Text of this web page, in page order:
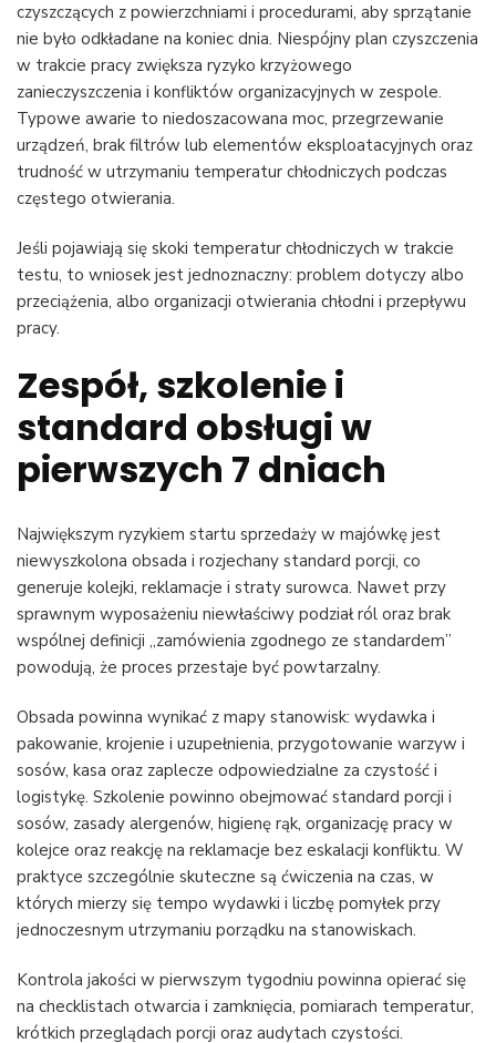
czyszczących z powierzchniami i procedurami, aby sprzątanie
nie było odkładane na koniec dnia. Niespójny plan czyszczenia
w trakcie pracy zwiększa ryzyko krzyżowego
zanieczyszczenia i konfliktów organizacyjnych w zespole.
Typowe awarie to niedoszacowana moc, przegrzewanie
urządzeń, brak filtrów lub elementów eksploatacyjnych oraz
trudność w utrzymaniu temperatur chłodniczych podczas
częstego otwierania.
Jeśli pojawiają się skoki temperatur chłodniczych w trakcie
testu, to wniosek jest jednoznaczny: problem dotyczy albo
przeciążenia, albo organizacji otwierania chłodni i przepływu
pracy.
Zespół, szkolenie i
standard obsługi w
pierwszych 7 dniach
Największym ryzykiem startu sprzedaży w majówkę jest
niewyszkolona obsada i rozjechany standard porcji, co
generuje kolejki, reklamacje i straty surowca. Nawet przy
sprawnym wyposażeniu niewłaściwy podział ról oraz brak
wspólnej definicji „zamówienia zgodnego ze standardem”
powodują, że proces przestaje być powtarzalny.
Obsada powinna wynikać z mapy stanowisk: wydawka i
pakowanie, krojenie i uzupełnienia, przygotowanie warzyw i
sosów, kasa oraz zaplecze odpowiedzialne za czystość i
logistykę. Szkolenie powinno obejmować standard porcji i
sosów, zasady alergenów, higienę rąk, organizację pracy w
kolejce oraz reakcję na reklamacje bez eskalacji konfliktu. W
praktyce szczególnie skuteczne są ćwiczenia na czas, w
których mierzy się tempo wydawki i liczbę pomyłek przy
jednoczesnym utrzymaniu porządku na stanowiskach.
Kontrola jakości w pierwszym tygodniu powinna opierać się
na checklistach otwarcia i zamknięcia, pomiarach temperatur,
krótkich przeglądach porcji oraz audytach czystości.